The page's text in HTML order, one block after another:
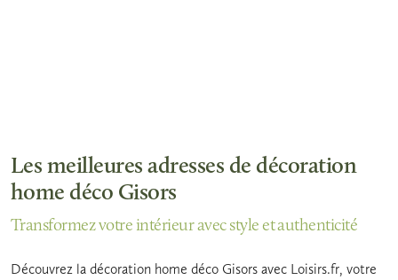
Les meilleures adresses de décoration
home déco Gisors
Transformez votre intérieur avec style et authenticité
Découvrez la décoration home déco Gisors avec Loisirs.fr, votre